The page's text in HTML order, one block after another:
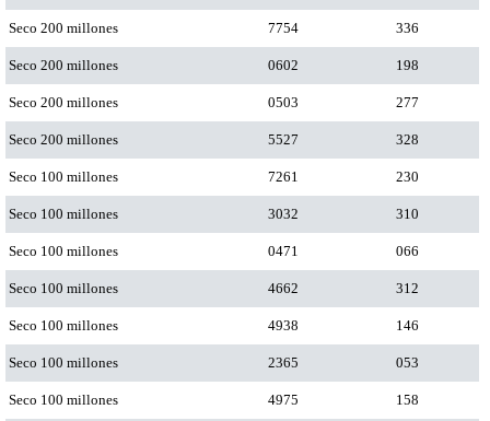
Seco 200 millones 7754 336
Seco 200 millones 0602 198
Seco 200 millones 0503 277
Seco 200 millones 5527 328
Seco 100 millones 7261 230
Seco 100 millones 3032 310
Seco 100 millones 0471 066
Seco 100 millones 4662 312
Seco 100 millones 4938 146
Seco 100 millones 2365 053
Seco 100 millones 4975 158